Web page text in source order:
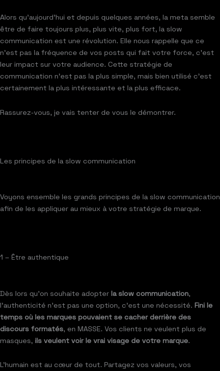
Alors qu’aujourd’hui et depuis quelques années, la meta semble
être de faire toujours plus, plus vite, plus fort, la slow
communication est une révolution. Elle nous rappelle que ce
n’est pas la fréquence de vos posts qui fait votre force, c’est
leur impact sur votre audience. Cette stratégie de
communication n’est pas la plus simple, mais bien utilisé c’est
certainement la plus intéressante et la plus efficace.
Rassurez-vous, je vais tenter de vous le démontrer.
Les principes de la slow communication
Voyons ensemble les grands principes de la slow communication
afin de les appliquer au mieux à votre stratégie de marque.
1 – Être authentique
Dès lors qu’on souhaite adopter la slow communication,
l’authenticité n’est pas une option, c’est une nécessité. Fini le
temps où les marques pouvaient se cacher derrière des
discours formatés, en MASSE. Vos clients ne veulent plus de
masques, ils veulent voir le vrai visage de votre marque.
L’humain est au cœur de tout. Partagez vos valeurs, vos